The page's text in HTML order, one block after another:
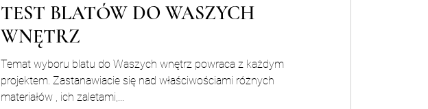
TEST BLATÓW DO WASZYCH
WNĘTRZ
Temat wyboru blatu do Waszych wnętrz powraca z każdym
projektem. Zastanawiacie się nad właściwościami różnych
materiałów , ich zaletami,...